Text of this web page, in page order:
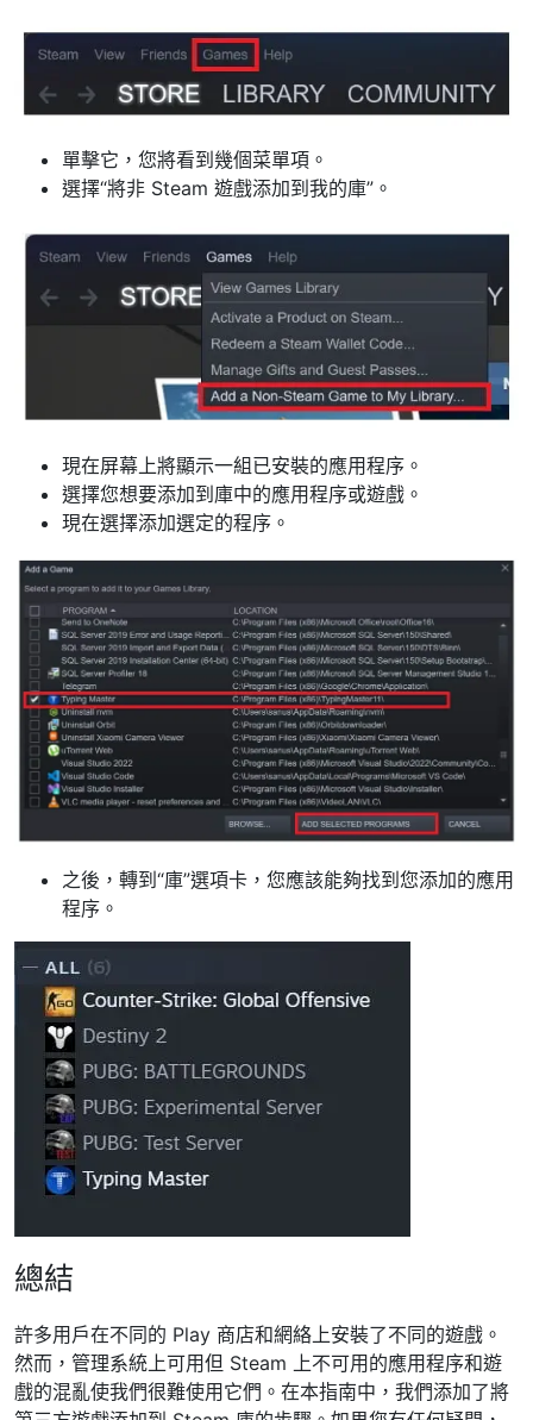
單擊它，您將看到幾個菜單項。
選擇“將非 Steam 遊戲添加到我的庫”。
現在屏幕上將顯示一組已安裝的應用程序。
選擇您想要添加到庫中的應用程序或遊戲。
現在選擇添加選定的程序。
之後，轉到“庫”選項卡，您應該能夠找到您添加的應用
程序。
總結
許多用戶在不同的 Play 商店和網絡上安裝了不同的遊戲。
然而，管理系統上可用但 Steam 上不可用的應用程序和遊
戲的混亂使我們很難使用它們。在本指南中，我們添加了將